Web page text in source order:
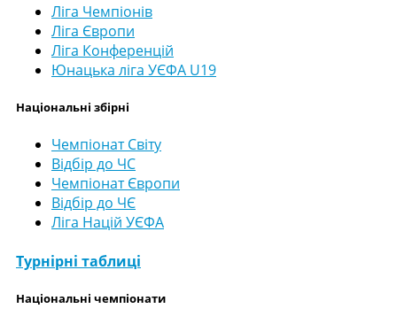
Ліга Чемпіонів
Ліга Європи
Ліга Конференцій
Юнацька ліга УЄФА U19
Національні збірні
Чемпіонат Світу
Відбір до ЧС
Чемпіонат Європи
Відбір до ЧЄ
Ліга Націй УЄФА
Турнірні таблиці
Національні чемпіонати